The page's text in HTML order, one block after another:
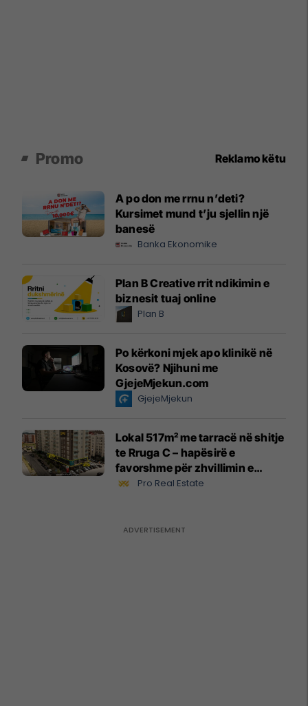
Promo Reklamo këtu
A po don me rrnu n’deti?
Kursimet mund t’ju sjellin një
banesë
Banka Ekonomike
Plan B Creative rrit ndikimin e
biznesit tuaj online
Plan B
Po kërkoni mjek apo klinikë në
Kosovë? Njihuni me
GjejeMjekun.com
GjejeMjekun
Lokal 517m² me tarracë në shitje
te Rruga C – hapësirë e
favorshme për zhvillimin e
biznesit #15796
Pro Real Estate